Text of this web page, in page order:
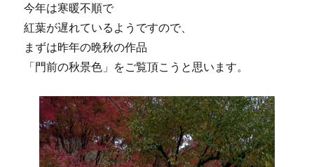
今年は寒暖不順で
紅葉が遅れているようですので、
まずは昨年の晩秋の作品
「門前の秋景色」をご覧頂こうと思います。